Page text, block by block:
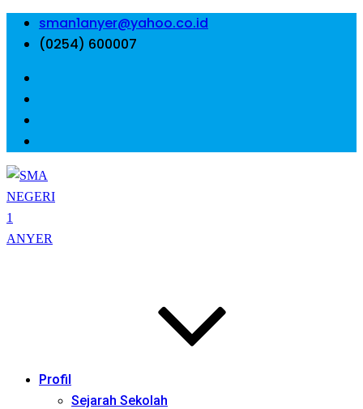
sman1anyer@yahoo.co.id
(0254) 600007
Profil
Sejarah Sekolah